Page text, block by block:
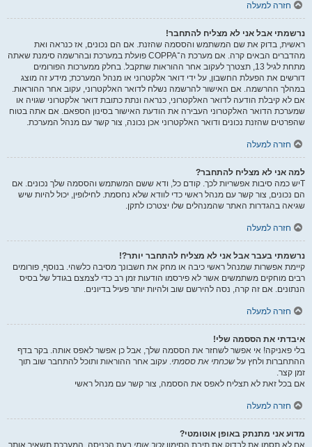
חזרה למעלה
נרשמתי אבל אני לא מצליח להתחבר!
ראשית, בדוק את שם המשתמש והססמה שהזנת. אם הם נכונים, אז כנראה ואת
מהדברים הבאים קרה. אם מערכת ה־COPPA פועלת במערכת ובהרשמה סימנת שאתה
מתחת לגיל 13, תצטרך לעקוב אחר ההוראות שתקבל. בחלק ממערכות הפורומים
דורשים את הפעלת החשבון, על ידי דואר אלקטרוני או מנהל המערכת; מידע זה מוצג
במהלך ההרשמה. אם האישור להרשמה נשלח לדואר האלקטרוני, עקוב אחר ההוראות.
אם לא קיבלת הודעה לדואר האלקטרוני, כנראה ונתת כתובת דואר אלקטרוני שגויה או
שמערכת הדואר האלקטרוני העבירה את הודעת האישור בסינון הספאם. אם אתה בטוח
שהפרטים שהזנת נכונים ודואר האלקטרוני אכן נכונה, צור קשר עם מנהל המערכת.
חזרה למעלה
למה אני לא מצליח להתחבר?
Tיש כמה סיבות אפשריות לכך. קודם כל, ודא ששם המשתמש והססמה שלך נכונים. אם
הם נכונים, צור קשר עם מנהל ראשי כדי לוודא שלא נחסמת. לחילופין, יכול להיות שיש
שגיאה בהגדרות האתר שהמנהלים שלו יצטרכו לתקן.
חזרה למעלה
נרשמתי בעבר אבל אני לא מצליח להתחבר יותר?!
קיימת אפשרות שמנהל ראשי כיבה או מחק את חשבונך מסיבה כלשהי. בנוסף, פורומים
רבים מוחקים משתמשים אשר לא פירסמו הודעות זמן רב כדי לצמצם בגודל של בסיס
הנתונים. אם זה קרה, נסה להירשם שוב ולהיות יותר פעיל בדיונים.
חזרה למעלה
איבדתי את הססמה שלי!
בלי פאניקה! אי אפשר לשחזר את הססמה שלך, אבל כן אפשר לאפס אותה. בקר בדף
ההתחברות ולחץ על שכחתי את ססמתי. עקוב אחר ההוראות ותוכל להתחבר שוב תוך
זמן קצר.
אם בכל זאת לא תצליח לאפס את הססמה, צור קשר עם מנהל ראשי
חזרה למעלה
מדוע אני מתנתק באופן אוטומטי?
אם לא תסמן את לבדוק את תיבת הסימוןזכור אותי בעת הכניסה, המערכת תשאיר אותך